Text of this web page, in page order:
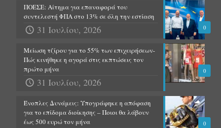
0
ΠΟΕΣΕ: Αίτημα για επαναφορά του
συντελεστή ΦΠΑ στο 13% σε όλη την εστίαση
31 Ιουλίου, 2026
0
Μείωση τζίρου για το 55% των επιχειρήσεων-
Πώς κινήθηκε η αγορά στις εκπτώσεις τον
πρώτο μήνα
31 Ιουλίου, 2026
0
Ένοπλες Δυνάμεις: Υπογράφηκε η απόφαση
για το επίδομα διοίκησης – Ποιοι θα λάβουν
έως 500 ευρώ τον μήνα